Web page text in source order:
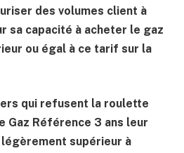
des volumes client à
sa capacité à acheter le gaz
ou égal à ce tarif sur la
qui refusent la roulette
Gaz Référence 3 ans leur
légèrement supérieur à